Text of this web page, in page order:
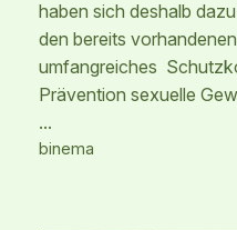
haben sich deshalb
den bereits
umfangreiches
Prävention sexuelle
…
binema